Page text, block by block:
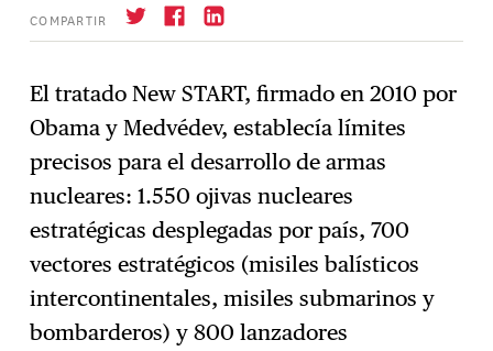
COMPARTIR
→ Suscríbase
El tratado New START, firmado en 2010 por
Obama y Medvédev, establecía límites
precisos para el desarrollo de armas
nucleares: 1.550 ojivas nucleares
estratégicas desplegadas por país, 700
vectores estratégicos (misiles balísticos
intercontinentales, misiles submarinos y
bombarderos) y 800 lanzadores